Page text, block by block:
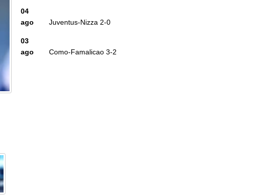
04
ago
Juventus-Nizza 2-0
03
ago
Como-Famalicao 3-2